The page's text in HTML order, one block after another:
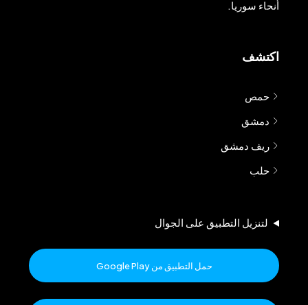
أنحاء سوريا.
اكتشف
حمص
دمشق
ريف دمشق
حلب
لتنزيل التطبيق على الجوال
حمل التطبيق من Google Play